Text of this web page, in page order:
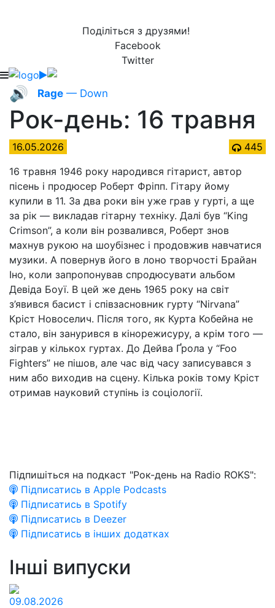
Поділіться з друзями!
Facebook
Twitter
🔊 Rage — Down
Рок-день: 16 травня
16.05.2026
445
16 травня 1946 року народився гітарист, автор
пісень і продюсер Роберт Фріпп. Гітару йому
купили в 11. За два роки він уже грав у гурті, а ще
за рік — викладав гітарну техніку. Далі був “King
Crimson”, а коли він розвалився, Роберт знов
махнув рукою на шоубізнес і продовжив навчатися
музики. А повернув його в лоно творчості Брайан
Іно, коли запропонував спродюсувати альбом
Девіда Боуї. В цей же день 1965 року на світ
з’явився басист і співзасновник гурту “Nirvana”
Кріст Новоселич. Після того, як Курта Кобейна не
стало, він занурився в кінорежисуру, а крім того —
зіграв у кількох гуртах. До Дейва Ґрола у “Foo
Fighters” не пішов, але час від часу записувався з
ним або виходив на сцену. Кілька років тому Кріст
отримав науковий ступінь із соціології.
Підпишіться на подкаст "Рок-день на Radio ROKS":
Підписатись в Apple Podcasts
Підписатись в Spotify
Підписатись в Deezer
Підписатись в інших додатках
Інші випуски
09.08.2026